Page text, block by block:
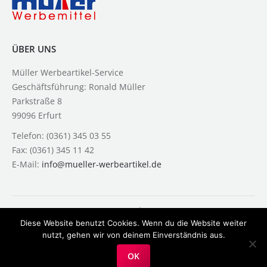
ÜBER UNS
Müller Werbeartikel-Service
Geschäftsführung: Ronald Müller
Parkstraße 8
99096 Erfurt
Telefon: (0361) 345 03 55
Fax: (0361) 345 11 42
E-Mail: info@mueller-werbeartikel.de
© Ronald Müller 2026 | Design: www.lindner-design.de
FooterMenue
Diese Website benutzt Cookies. Wenn du die Website weiter
nutzt, gehen wir von deinem Einverständnis aus.
OK